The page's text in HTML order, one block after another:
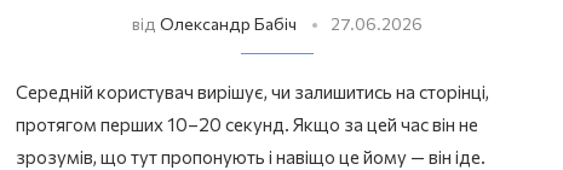
відОлександр Бабіч 27.06.2026
Середній користувач вирішує, чи залишитись на сторінці,
протягом перших 10–20 секунд. Якщо за цей час він не
зрозумів, що тут пропонують і навіщо це йому — він іде.